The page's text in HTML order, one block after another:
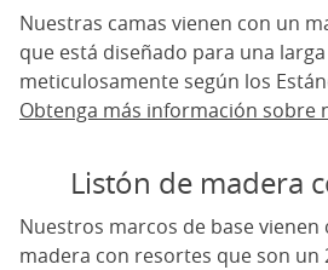
Nuestras camas vienen con un
que está diseñado para una
meticulosamente según los
Obtenga más información sobre
Listón de madera
Nuestros marcos de base vienen
madera con resortes que son un